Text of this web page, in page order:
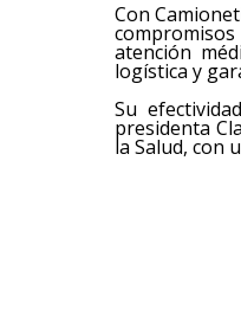
Con
atención
logística y
Su
presidenta
la Salud, con